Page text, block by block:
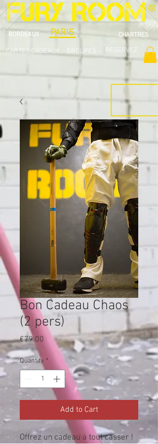
®
BORDEAUX PARIS CHARTRES
CARTES CADEAUX GROUPES RESERVEZ
Bon Cadeau Chaos
(2 pers)
€79.00 Price
Quantity *
Add to Cart
Offrez un cadeau à tout casser !